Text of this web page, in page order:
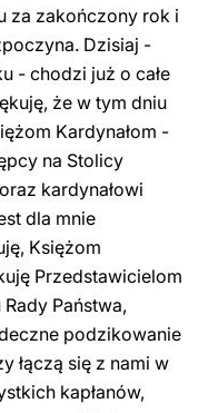
za zakończony rok i
Dzisiaj -
- chodzi już o całe
że w tym dniu
Kardynałom -
na Stolicy
kardynałowi
dla mnie
Księżom
Przedstawicielom
Państwa,
podzikowanie
łączą się z nami w
kapłanów,